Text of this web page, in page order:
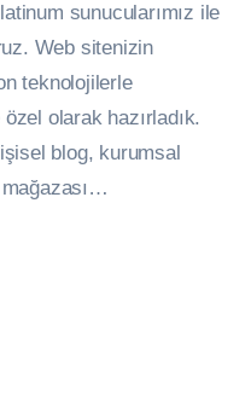
sunucularımız ile
Web sitenizin
teknolojilerle
özel olarak hazırladık.
blog, kurumsal